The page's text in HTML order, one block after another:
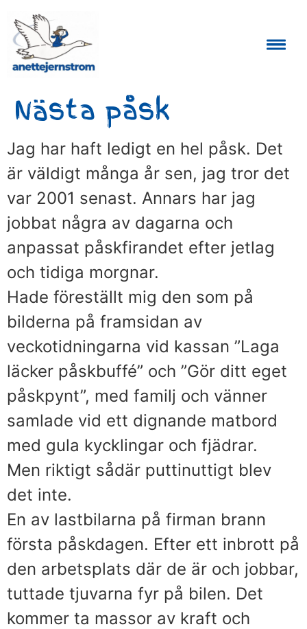
Nästa påsk
Jag har haft ledigt en hel påsk. Det
är väldigt många år sen, jag tror det
var 2001 senast. Annars har jag
jobbat några av dagarna och
anpassat påskfirandet efter jetlag
och tidiga morgnar.
Hade föreställt mig den som på
bilderna på framsidan av
veckotidningarna vid kassan ”Laga
läcker påskbuffé” och ”Gör ditt eget
påskpynt”, med familj och vänner
samlade vid ett dignande matbord
med gula kycklingar och fjädrar.
Men riktigt sådär puttinuttigt blev
det inte.
En av lastbilarna på firman brann
första påskdagen. Efter ett inbrott på
den arbetsplats där de är och jobbar,
tuttade tjuvarna fyr på bilen. Det
kommer ta massor av kraft och